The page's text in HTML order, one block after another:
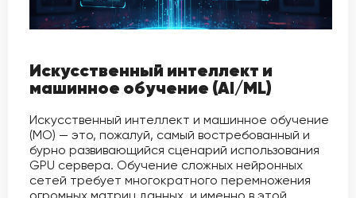
Искусственный интеллект и
машинное обучение (AI/ML)
Искусственный интеллект и машинное обучение
(МО) — это, пожалуй, самый востребованный и
бурно развивающийся сценарий использования
GPU сервера. Обучение сложных нейронных
сетей требует многократного перемножения